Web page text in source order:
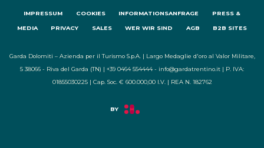
IMPRESSUM COOKIES INFORMATIONSANFRAGE PRESS &
MEDIA PRIVACY SALES WER WIR SIND AGB B2B SITES
Garda Dolomiti – Azienda per il Turismo S.p.A. | Largo Medaglie d'oro al Valor Militare,
5 38066 - Riva del Garda (TN) | +39 0464 554444 - info@gardatrentino.it | P. IVA:
01855030225 | Cap. Soc. € 600.000,00 I.V. | REA N. 182762